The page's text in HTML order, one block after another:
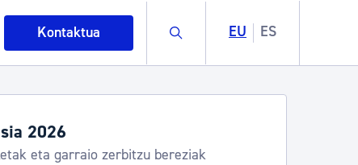
Kontaktua Buscar EU ES
2026
eta garraio zerbitzu bereziak